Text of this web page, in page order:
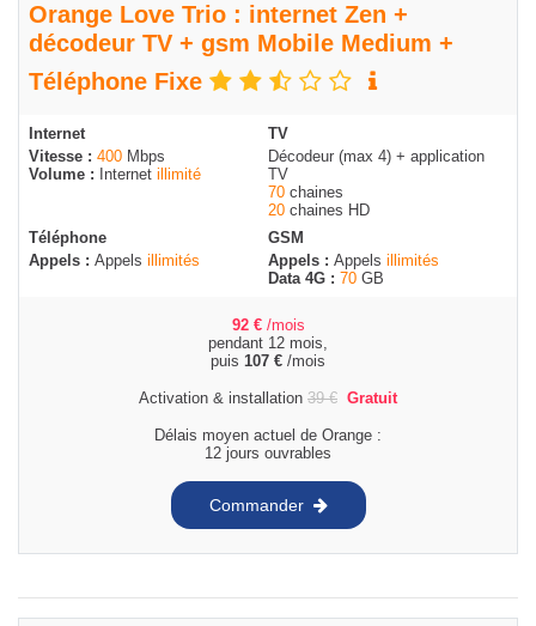
Orange Love Trio : internet Zen +
décodeur TV + gsm Mobile Medium +
Téléphone Fixe
Internet
Vitesse : 400 Mbps
Volume :
Internet illimité
TV
Décodeur (max 4) + application
TV
70 chaines
20 chaines HD
Téléphone
Appels : Appels illimités
GSM
Appels : Appels illimités
Data 4G : 70 GB
92 € /mois
pendant 12 mois,
puis 107 € /mois
Activation & installation 39€ Gratuit
Délais moyen actuel de Orange :
12 jours ouvrables
Commander